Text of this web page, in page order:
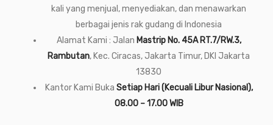
kali yang menjual, menyediakan, dan menawarkan
berbagai jenis rak gudang di Indonesia
Alamat Kami : Jalan Mastrip No. 45A RT.7/RW.3,
Rambutan, Kec. Ciracas, Jakarta Timur, DKI Jakarta
13830
Kantor Kami Buka Setiap Hari (Kecuali Libur Nasional),
08.00 – 17.00 WIB